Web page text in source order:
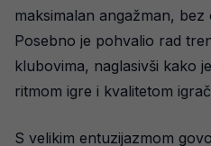
maksimalan angažman,
Posebno je pohvalio rad
klubovima, naglasivši kako
ritmom igre i kvalitetom
S velikim entuzijazmom